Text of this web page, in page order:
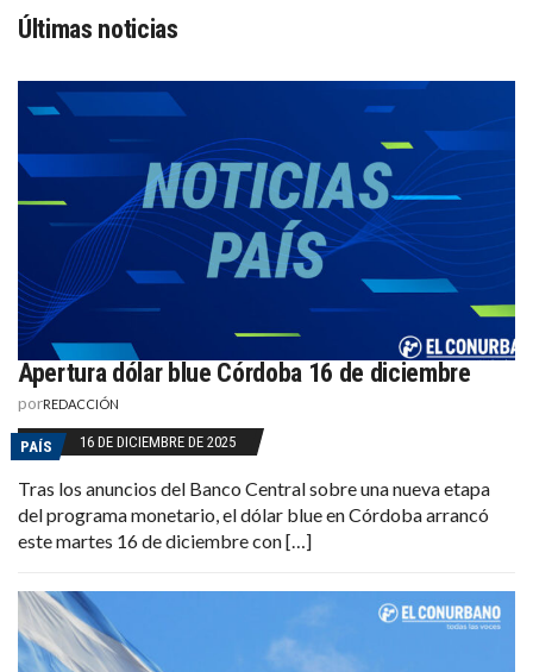
Últimas noticias
Apertura dólar blue Córdoba 16 de diciembre
porREDACCIÓN
PAÍS 16 DE DICIEMBRE DE 2025
Tras los anuncios del Banco Central sobre una nueva etapa
del programa monetario, el dólar blue en Córdoba arrancó
este martes 16 de diciembre con […]